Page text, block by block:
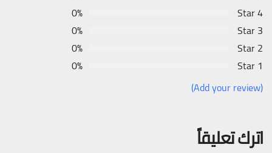
4 Star
0%
3 Star
0%
2 Star
0%
1 Star
0%
(Add your review)
اترك تعليقاً